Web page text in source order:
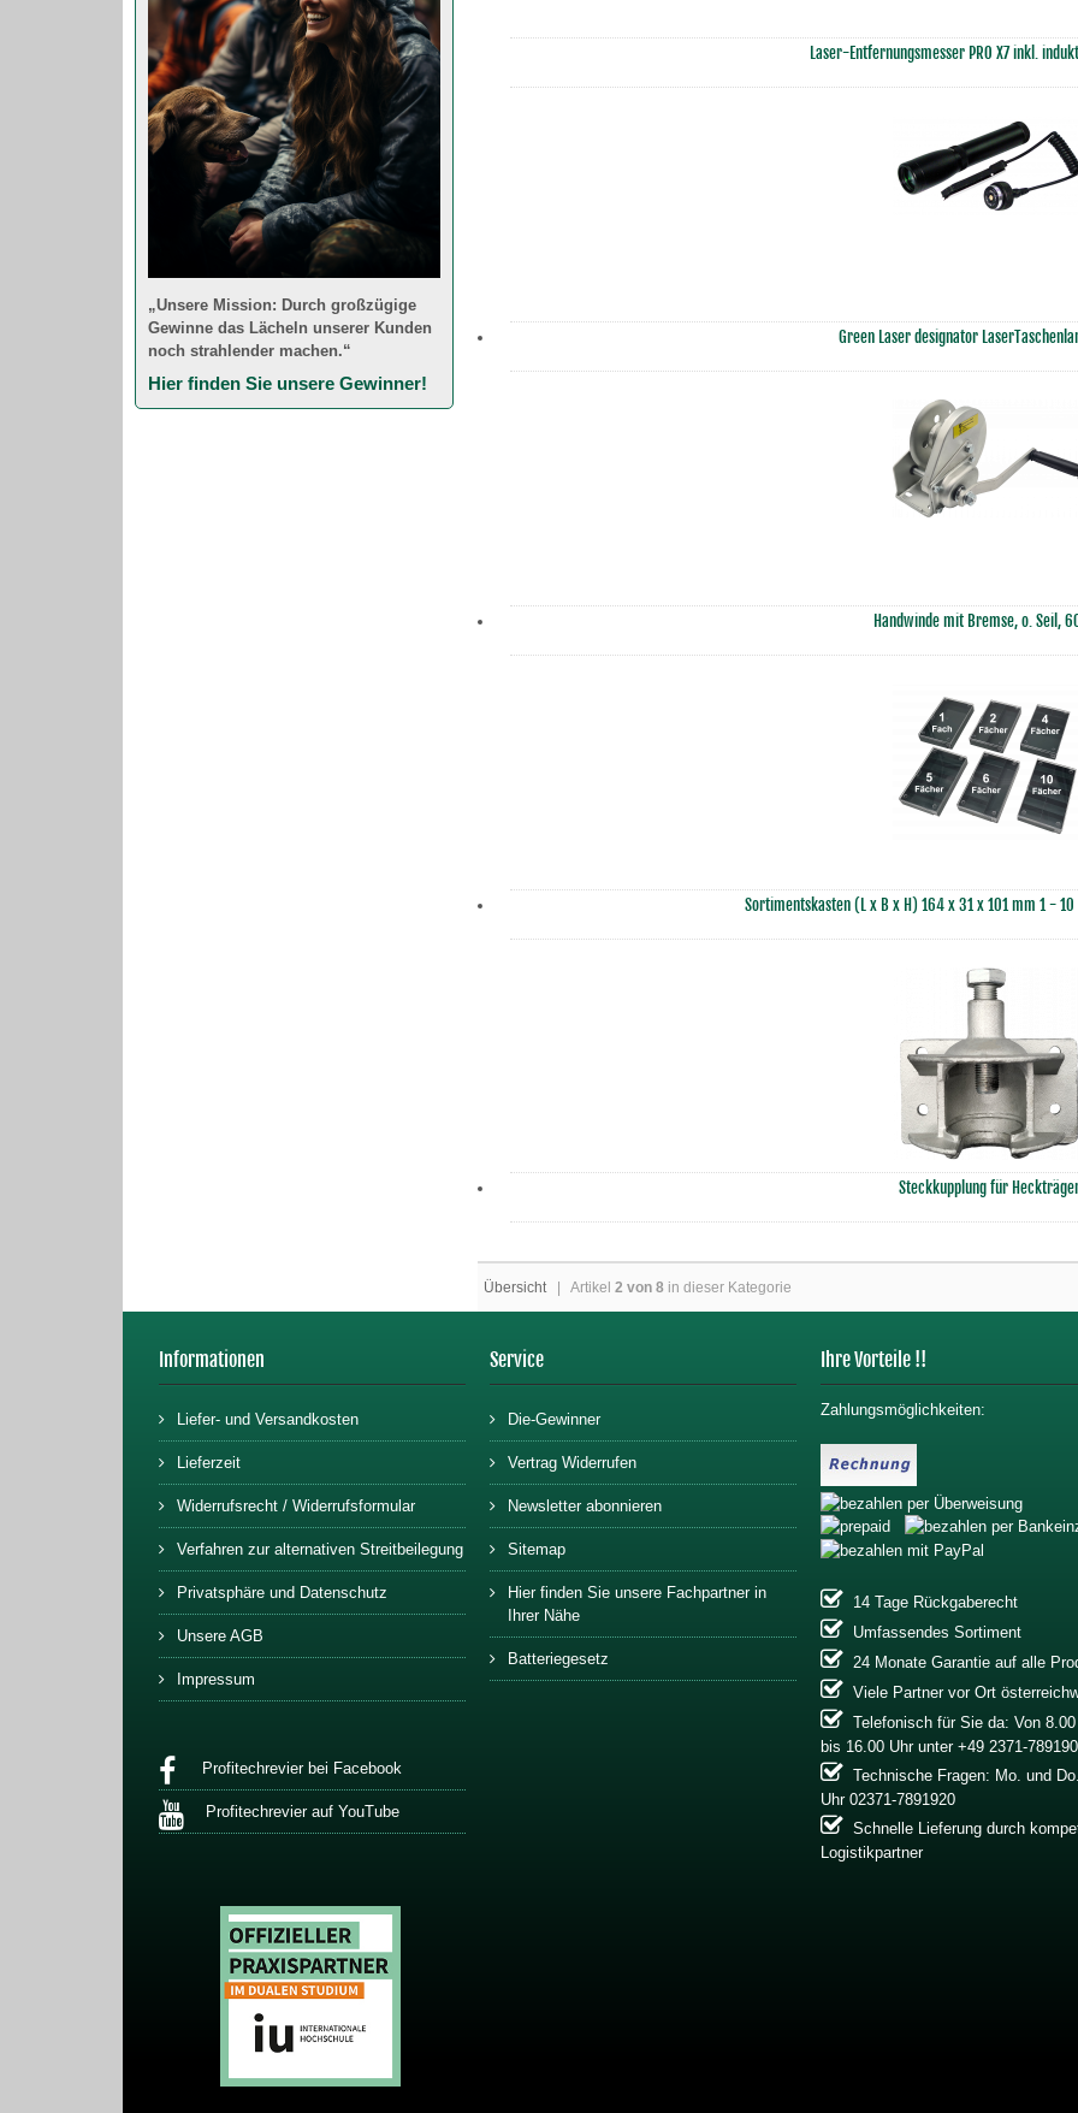
Laser-Entfernungsmesser PRO X7 inkl.
Green Laser designator
Handwinde mit Bremse, o. Seil,
Sortimentskasten (L x B x H) 164 x 31 x 101 mm 1 -
Steckkupplung für
Übersicht| Artikel 2 von 8 in dieser Kategorie
„Unsere Mission: Durch großzügige
Gewinne das Lächeln unserer Kunden
noch strahlender machen.“
Hier finden Sie unsere Gewinner!
Informationen
Liefer- und Versandkosten
Lieferzeit
Widerrufsrecht / Widerrufsformular
Verfahren zur alternativen Streitbeilegung
Privatsphäre und Datenschutz
Unsere AGB
Impressum
Profitechrevier bei Facebook
Profitechrevier auf YouTube
Service
Die-Gewinner
Vertrag Widerrufen
Newsletter abonnieren
Sitemap
Hier finden Sie unsere Fachpartner in
Ihrer Nähe
Batteriegesetz
Ihre Vorteile !!
Zahlungsmöglichkeiten:
14 Tage Rückgaberecht
Umfassendes Sortiment
24 Monate Garantie auf alle
Viele Partner vor Ort
Telefonisch für Sie da: Von
bis 16.00 Uhr unter +49 2371-
Technische Fragen: Mo. und
Uhr 02371-7891920
Schnelle Lieferung durch
Logistikpartner